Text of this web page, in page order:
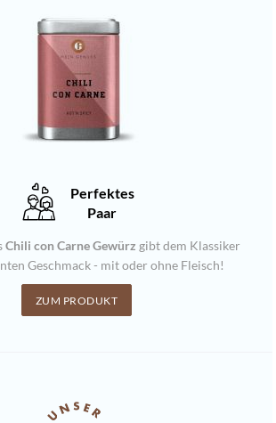
Perfektes
Paar
Chili con Carne Gewürz gibt dem Klassiker
Geschmack - mit oder ohne Fleisch!
ZUM PRODUKT